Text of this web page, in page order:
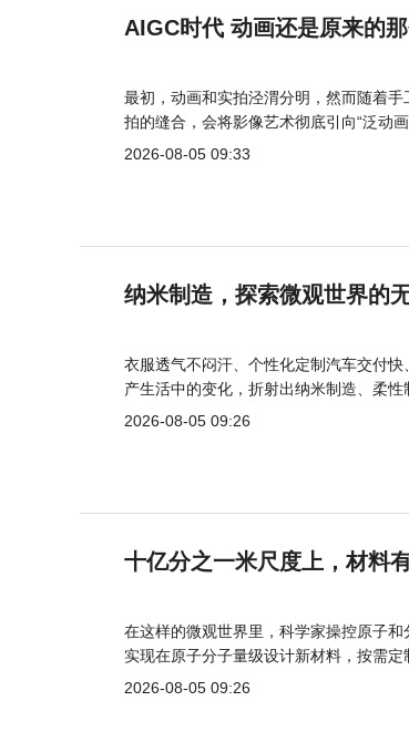
AIGC时代 动画还是原来的
最初，动画和实拍泾渭分明，然而随着
拍的缝合，会将影像艺术彻底引向“泛动画
2026-08-05 09:33
纳米制造，探索微观世界的
衣服透气不闷汗、个性化定制汽车交付
产生活中的变化，折射出纳米制造、柔性
2026-08-05 09:26
十亿分之一米尺度上，材料
在这样的微观世界里，科学家操控原子
实现在原子分子量级设计新材料，按需
2026-08-05 09:26